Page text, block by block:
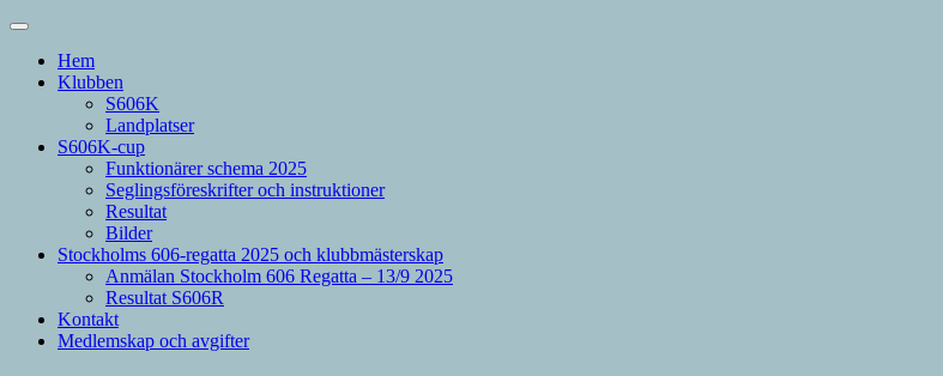
Hem
Klubben
S606K
Landplatser
S606K-cup
Funktionärer schema 2025
Seglingsföreskrifter och instruktioner
Resultat
Bilder
Stockholms 606-regatta 2025 och klubbmästerskap
Anmälan Stockholm 606 Regatta – 13/9 2025
Resultat S606R
Kontakt
Medlemskap och avgifter